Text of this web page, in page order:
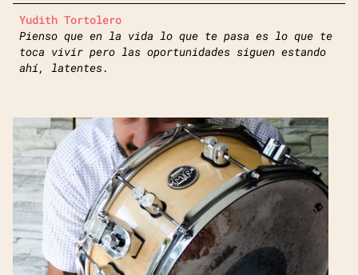
Yudith Tortolero
Pienso que en la vida lo que te pasa es lo que te
toca vivir pero las oportunidades siguen estando
ahí, latentes.